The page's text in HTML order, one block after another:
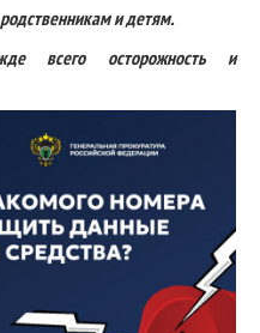
и детям.
всего осторожность и